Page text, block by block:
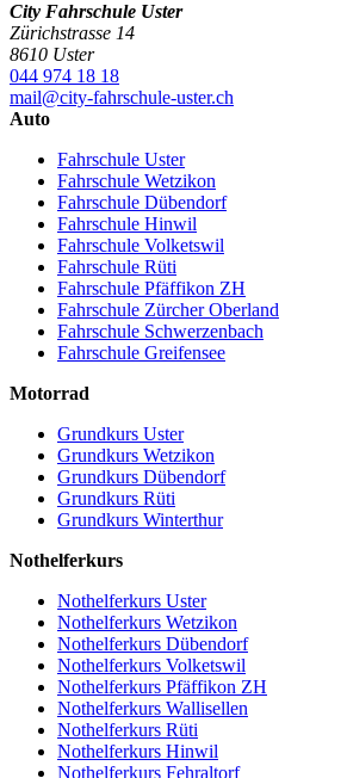
City Fahrschule Uster
Zürichstrasse 14
8610 Uster
044 974 18 18
mail@city-fahrschule-uster.ch
Auto
Fahrschule Uster
Fahrschule Wetzikon
Fahrschule Dübendorf
Fahrschule Hinwil
Fahrschule Volketswil
Fahrschule Rüti
Fahrschule Pfäffikon ZH
Fahrschule Zürcher Oberland
Fahrschule Schwerzenbach
Fahrschule Greifensee
Motorrad
Grundkurs Uster
Grundkurs Wetzikon
Grundkurs Dübendorf
Grundkurs Rüti
Grundkurs Winterthur
Nothelferkurs
Nothelferkurs Uster
Nothelferkurs Wetzikon
Nothelferkurs Dübendorf
Nothelferkurs Volketswil
Nothelferkurs Pfäffikon ZH
Nothelferkurs Wallisellen
Nothelferkurs Rüti
Nothelferkurs Hinwil
Nothelferkurs Fehraltorf